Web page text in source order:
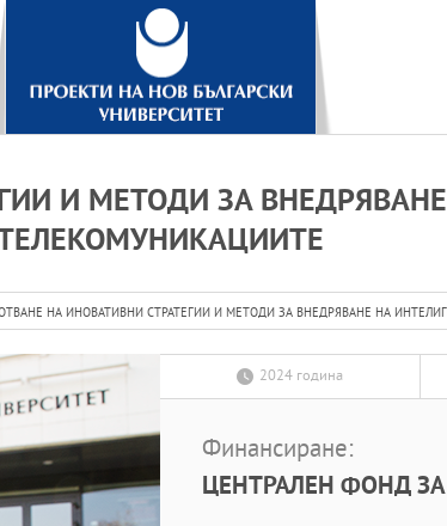
И МЕТОДИ ЗА
НА ИНОВАТИВНИ СТРАТЕГИИ И МЕТОДИ ЗА ВНЕДРЯВАНЕ НА
2024 година
Финансиране:
ЦЕНТРАЛЕН ФОНД ЗА